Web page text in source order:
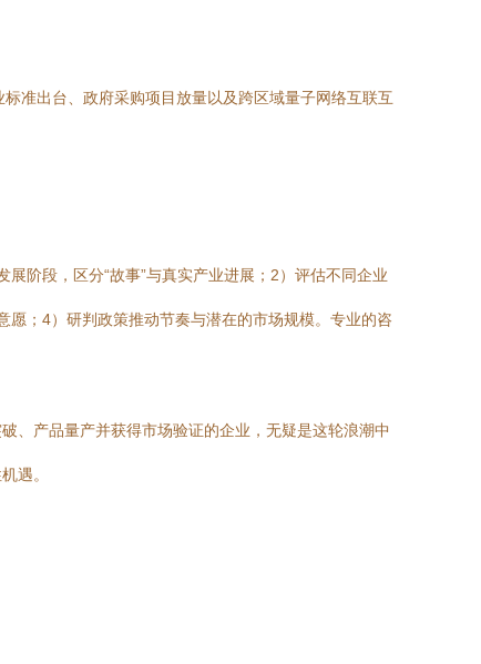
准出台、政府采购项目放量以及跨区域量子网络互联互
阶段，区分“故事”与真实产业进展；2）评估不同企业
；4）研判政策推动节奏与潜在的市场规模。专业的咨
、产品量产并获得市场验证的企业，无疑是这轮浪潮中
遇。